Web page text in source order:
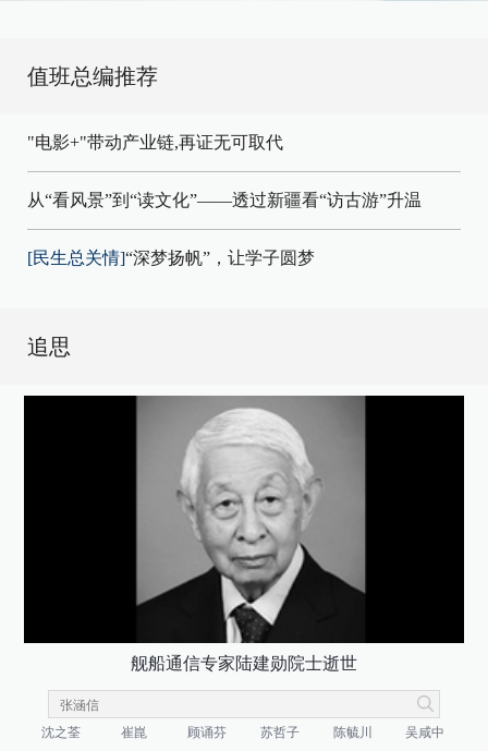
值班总编推荐
"电影+"带动产业链,再证无可取代
从“看风景”到“读文化”——透过新疆看“访古游”升温
[民生总关情]“深梦扬帆”，让学子圆梦
追思
舰船通信专家陆建勋院士逝世
沈之荃 崔崑 顾诵芬 苏哲子 陈毓川
吴咸中